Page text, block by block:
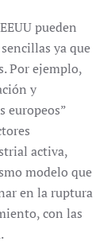
pueden
ya que
Por ejemplo,
y
europeos”
activa,
modelo que
en la ruptura
con las